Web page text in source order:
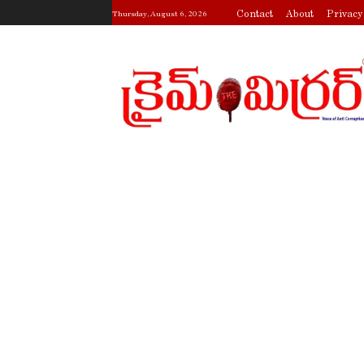
Thursday, August 6, 2026 Contact About Privacy